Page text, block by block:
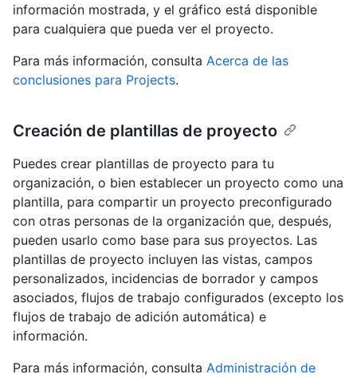
información mostrada, y el gráfico está disponible
para cualquiera que pueda ver el proyecto.
Para más información, consulta Acerca de las
conclusiones para Projects.
Creación de plantillas de proyecto
Puedes crear plantillas de proyecto para tu
organización, o bien establecer un proyecto como una
plantilla, para compartir un proyecto preconfigurado
con otras personas de la organización que, después,
pueden usarlo como base para sus proyectos. Las
plantillas de proyecto incluyen las vistas, campos
personalizados, incidencias de borrador y campos
asociados, flujos de trabajo configurados (excepto los
flujos de trabajo de adición automática) e
información.
Para más información, consulta Administración de